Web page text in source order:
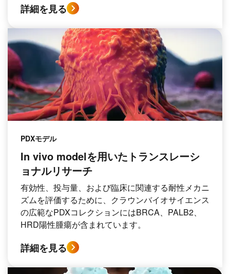
詳細を見る
PDXモデル
In vivo modelを用いたトランスレーシ
ョナルリサーチ
有効性、投与量、および臨床に関連する耐性メカニ
ズムを評価するために、クラウンバイオサイエンス
の広範なPDXコレクションにはBRCA、PALB2、
HRD陽性腫瘍が含まれています。
詳細を見る